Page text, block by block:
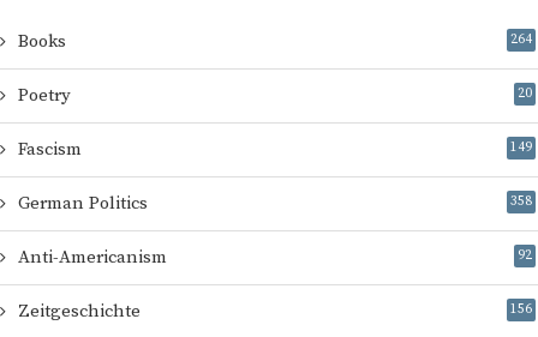
Books 264
Poetry 20
Fascism 149
German Politics 358
Anti-Americanism 92
Zeitgeschichte 156